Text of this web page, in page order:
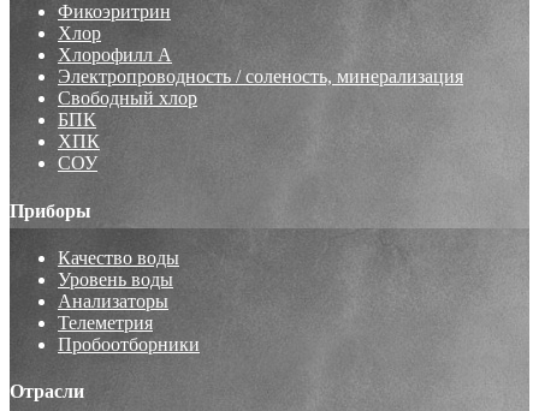
Фикоэритрин
Хлор
Хлорофилл А
Электропроводность / соленость, минерализация
Свободный хлор
БПК
ХПК
СОУ
Приборы
Качество воды
Уровень воды
Анализаторы
Телеметрия
Пробоотборники
Отрасли